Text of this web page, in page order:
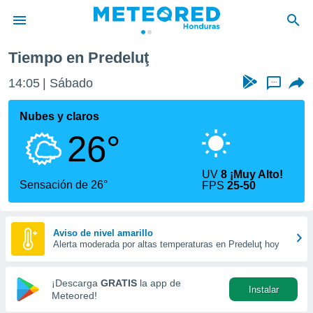
de
ha sido
calidad.
a este
las
y
forma
digital
basada
Tiempo en Predeluţ
14:05 Sábado ...
Nubes y claros
26°
Sensación de 26°
UV8 ¡Muy Alto!
FPS25-50
Aviso de nivel amarillo
Alerta moderada por altas temperaturas en Predeluţ hoy
¡Descarga GRATIS la app de
Meteored!
Instalar